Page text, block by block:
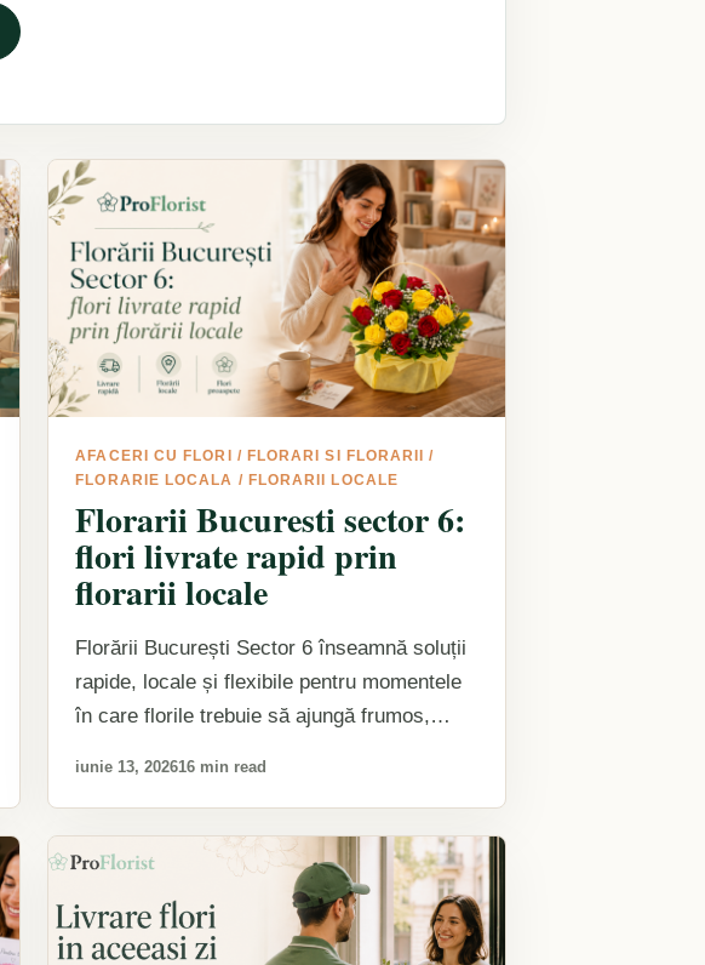
AFACERI CU FLORI / FLORARI SI FLORARII /
FLORARIE LOCALA / FLORARII LOCALE
Florarii Bucuresti sector 6:
flori livrate rapid prin
florarii locale
Florării București Sector 6 înseamnă soluții
rapide, locale și flexibile pentru momentele
în care florile trebuie să ajungă frumos,
iunie 13, 202616 min read